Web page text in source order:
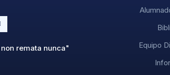
remata nunca"
Equipo